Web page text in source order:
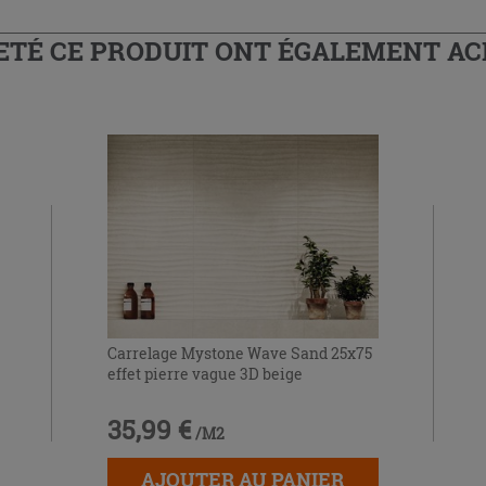
CE PRODUIT ONT ÉGALEMENT
Carrelage Mystone Wave Sand 25x75
effet pierre vague 3D beige
35,99 € /M2
AJOUTER AU PANIER